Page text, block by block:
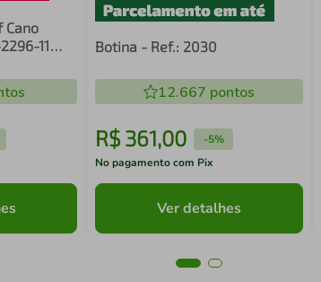
Cano
11
Botina - Ref.: 2030
12.667 pontos
R$361,00 -5%
No pagamento com Pix
Ver detalhes